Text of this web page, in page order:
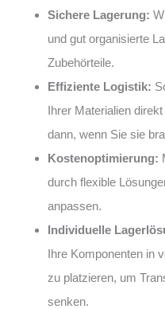
Sichere Lagerung:
und gut organisierte
Zubehörteile.
Effiziente Logistik:
Ihrer Materialien
dann, wenn Sie sie
Kostenoptimierung:
durch flexible
anpassen.
Individuelle
Ihre Komponenten in
zu platzieren, um
senken.